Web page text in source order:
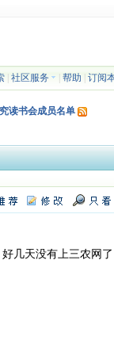
| 社区服务 帮助 订阅
读书会成员名单
几天没有上三农网